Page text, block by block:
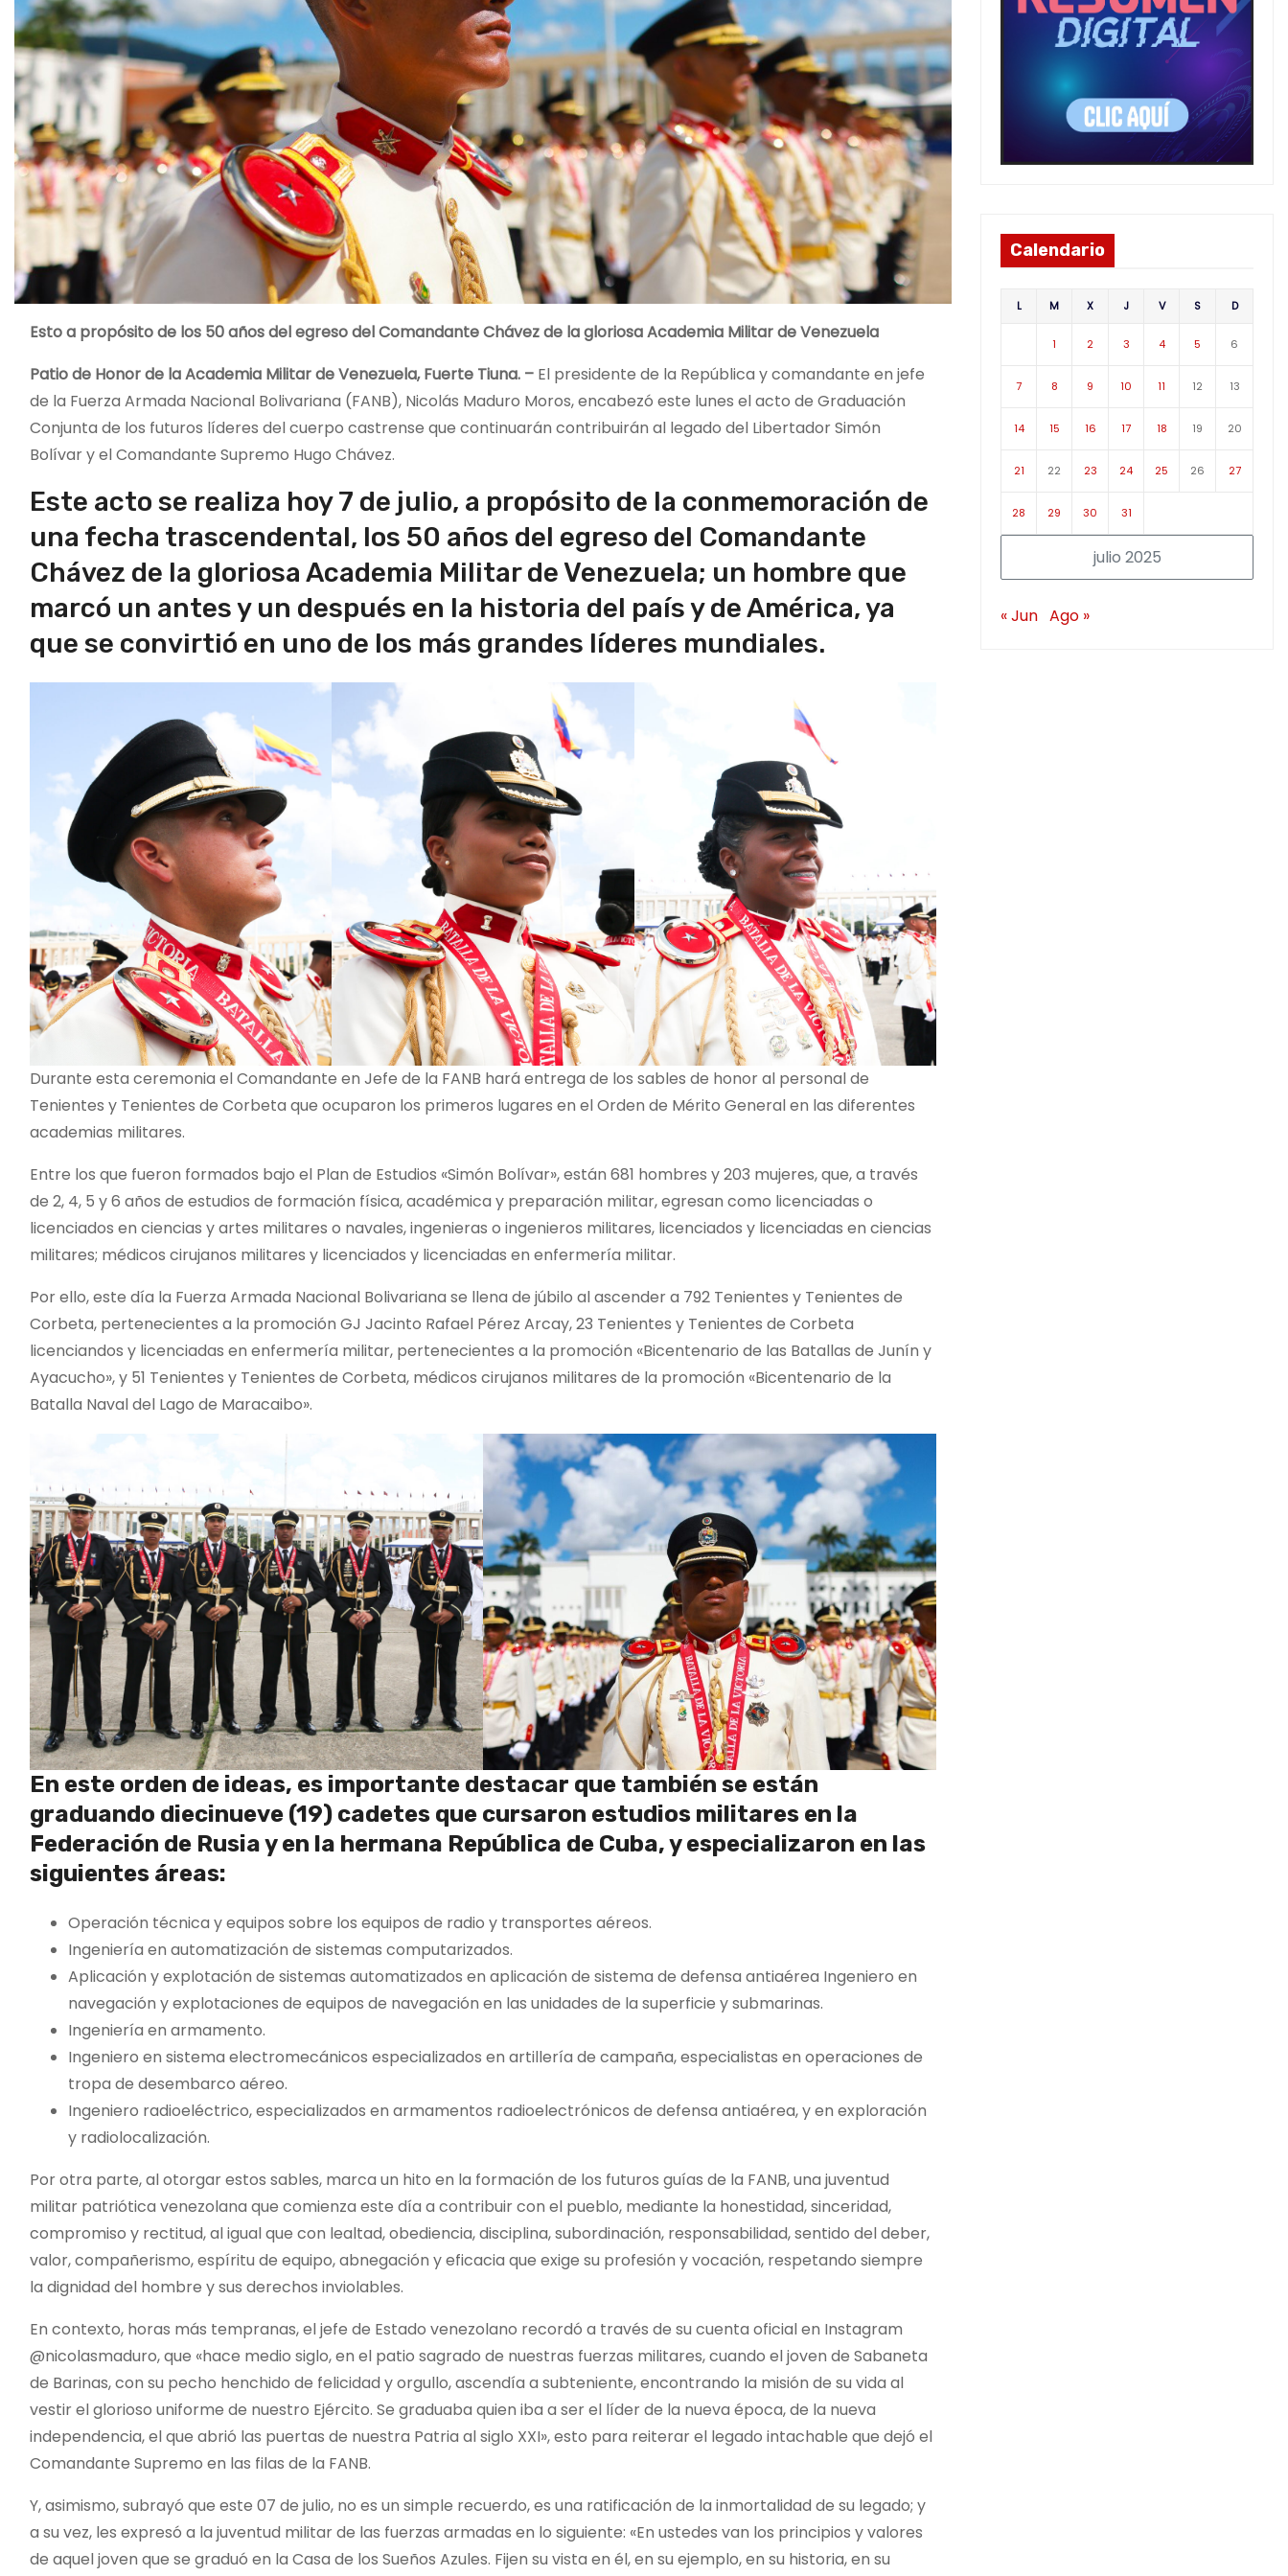
Esto a propósito de los 50 años del egreso del Comandante Chávez de la gloriosa Academia Militar de Venezuela
Patio de Honor de la Academia Militar de Venezuela, Fuerte Tiuna. – El presidente de la República y comandante en jefe
de la Fuerza Armada Nacional Bolivariana (FANB), Nicolás Maduro Moros, encabezó este lunes el acto de Graduación
Conjunta de los futuros líderes del cuerpo castrense que continuarán contribuirán al legado del Libertador Simón
Bolívar y el Comandante Supremo Hugo Chávez.
Este acto se realiza hoy 7 de julio, a propósito de la conmemoración de
una fecha trascendental, los 50 años del egreso del Comandante
Chávez de la gloriosa Academia Militar de Venezuela; un hombre que
marcó un antes y un después en la historia del país y de América, ya
que se convirtió en uno de los más grandes líderes mundiales.
Durante esta ceremonia el Comandante en Jefe de la FANB hará entrega de los sables de honor al personal de
Tenientes y Tenientes de Corbeta que ocuparon los primeros lugares en el Orden de Mérito General en las diferentes
academias militares.
Entre los que fueron formados bajo el Plan de Estudios «Simón Bolívar», están 681 hombres y 203 mujeres, que, a través
de 2, 4, 5 y 6 años de estudios de formación física, académica y preparación militar, egresan como licenciadas o
licenciados en ciencias y artes militares o navales, ingenieras o ingenieros militares, licenciados y licenciadas en ciencias
militares; médicos cirujanos militares y licenciados y licenciadas en enfermería militar.
Por ello, este día la Fuerza Armada Nacional Bolivariana se llena de júbilo al ascender a 792 Tenientes y Tenientes de
Corbeta, pertenecientes a la promoción GJ Jacinto Rafael Pérez Arcay, 23 Tenientes y Tenientes de Corbeta
licenciandos y licenciadas en enfermería militar, pertenecientes a la promoción «Bicentenario de las Batallas de Junín y
Ayacucho», y 51 Tenientes y Tenientes de Corbeta, médicos cirujanos militares de la promoción «Bicentenario de la
Batalla Naval del Lago de Maracaibo».
En este orden de ideas, es importante destacar que también se están
graduando diecinueve (19) cadetes que cursaron estudios militares en la
Federación de Rusia y en la hermana República de Cuba, y especializaron en las
siguientes áreas:
Operación técnica y equipos sobre los equipos de radio y transportes aéreos.
Ingeniería en automatización de sistemas computarizados.
Aplicación y explotación de sistemas automatizados en aplicación de sistema de defensa antiaérea Ingeniero en
navegación y explotaciones de equipos de navegación en las unidades de la superficie y submarinas.
Ingeniería en armamento.
Ingeniero en sistema electromecánicos especializados en artillería de campaña, especialistas en operaciones de
tropa de desembarco aéreo.
Ingeniero radioeléctrico, especializados en armamentos radioelectrónicos de defensa antiaérea, y en exploración
y radiolocalización.
Por otra parte, al otorgar estos sables, marca un hito en la formación de los futuros guías de la FANB, una juventud
militar patriótica venezolana que comienza este día a contribuir con el pueblo, mediante la honestidad, sinceridad,
compromiso y rectitud, al igual que con lealtad, obediencia, disciplina, subordinación, responsabilidad, sentido del deber,
valor, compañerismo, espíritu de equipo, abnegación y eficacia que exige su profesión y vocación, respetando siempre
la dignidad del hombre y sus derechos inviolables.
En contexto, horas más tempranas, el jefe de Estado venezolano recordó a través de su cuenta oficial en Instagram
@nicolasmaduro, que «hace medio siglo, en el patio sagrado de nuestras fuerzas militares, cuando el joven de Sabaneta
de Barinas, con su pecho henchido de felicidad y orgullo, ascendía a subteniente, encontrando la misión de su vida al
vestir el glorioso uniforme de nuestro Ejército. Se graduaba quien iba a ser el líder de la nueva época, de la nueva
independencia, el que abrió las puertas de nuestra Patria al siglo XXI», esto para reiterar el legado intachable que dejó el
Comandante Supremo en las filas de la FANB.
Y, asimismo, subrayó que este 07 de julio, no es un simple recuerdo, es una ratificación de la inmortalidad de su legado; y
a su vez, les expresó a la juventud militar de las fuerzas armadas en lo siguiente: «En ustedes van los principios y valores
de aquel joven que se graduó en la Casa de los Sueños Azules. Fijen su vista en él, en su ejemplo, en su historia, en su
Calendario
julio 2025
L M X J V S D
1 2 3 4 5 6
7 8 9 10 11 12 13
14 15 16 17 18 19 20
21 22 23 24 25 26 27
28 29 30 31
« Jun Ago »